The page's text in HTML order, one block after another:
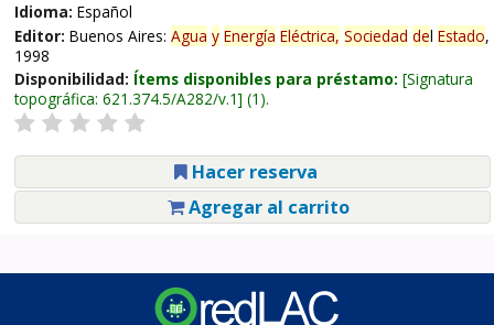
Idioma: Español
Editor: Buenos Aires: Agua y Energía Eléctrica, Sociedad del Estado,
1998
Disponibilidad: Ítems disponibles para préstamo: Signatura
topográfica: 621.374.5/A282/v.1 (1).
Hacer reserva
Agregar al carrito